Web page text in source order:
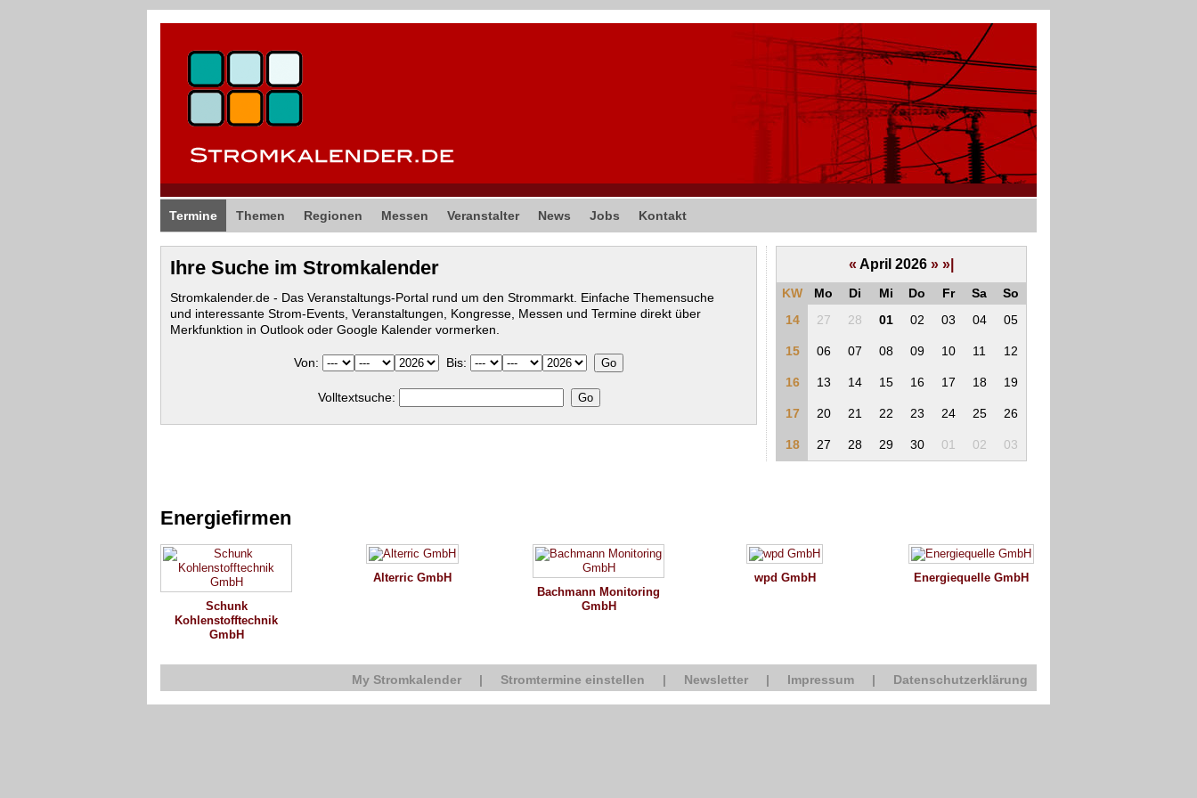
Termine Themen Regionen Messen Veranstalter News Jobs Kontakt
Ihre Suche im Stromkalender
Stromkalender.de - Das Veranstaltungs-Portal rund um den Strommarkt. Einfache Themensuche
und interessante Strom-Events, Veranstaltungen, Kongresse, Messen und Termine direkt über
Merkfunktion in Outlook oder Google Kalender vormerken.
Von: Bis:
Volltextsuche:
« April 2026 » »|
KW Mo Di Mi Do Fr Sa
So
14
27 28 01 02 03 04 05
15 06 07 08 09 10 11 12
16 13 14 15 16 17 18 19
17 20 21 22 23 24 25 26
18 27 28 29 30 01 02 03
Energiefirmen
Schunk
Kohlenstofftechnik
GmbH
Alterric GmbH
Bachmann Monitoring
GmbH
wpd GmbH Energiequelle GmbH
My Stromkalender | Stromtermine einstellen | Newsletter | Impressum | Datenschutzerklärung